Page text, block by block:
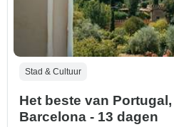
Stad & Cultuur
Het beste van
Barcelona - 13 dagen